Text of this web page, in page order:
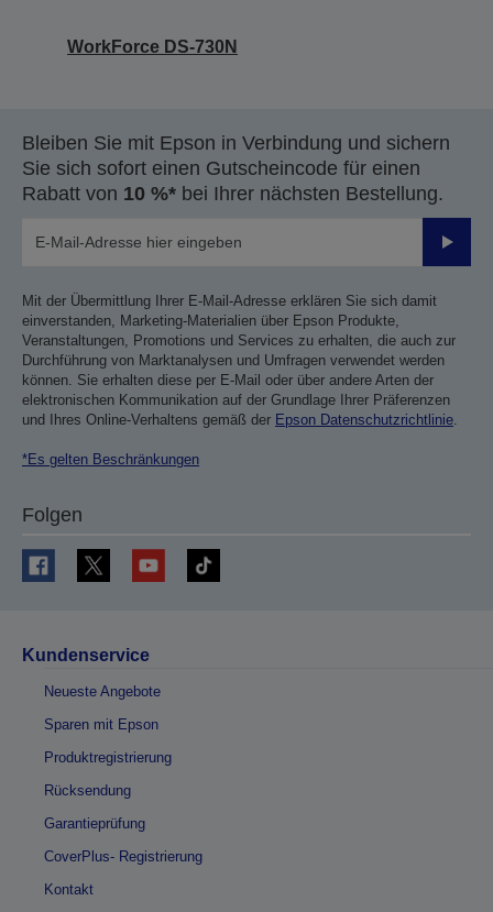
WorkForce DS-730N
Bleiben Sie mit Epson in Verbindung und sichern
Sie sich sofort einen Gutscheincode für einen
Rabatt von 10 %* bei Ihrer nächsten Bestellung.
Mit der Übermittlung Ihrer E-Mail-Adresse erklären Sie sich damit
einverstanden, Marketing-Materialien über Epson Produkte,
Veranstaltungen, Promotions und Services zu erhalten, die auch zur
Durchführung von Marktanalysen und Umfragen verwendet werden
können. Sie erhalten diese per E-Mail oder über andere Arten der
elektronischen Kommunikation auf der Grundlage Ihrer Präferenzen
und Ihres Online-Verhaltens gemäß der Epson Datenschutzrichtlinie.
*Es gelten Beschränkungen
Folgen
Kundenservice
Neueste Angebote
Sparen mit Epson
Produktregistrierung
Rücksendung
Garantieprüfung
CoverPlus- Registrierung
Kontakt